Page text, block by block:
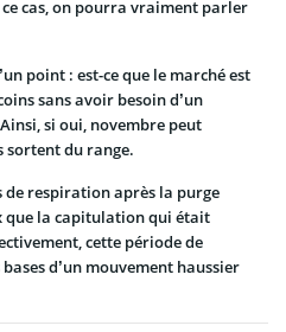
cas, on pourra vraiment parler
point : est-ce que le marché est
sans avoir besoin d’un
si oui, novembre peut
sortent du range.
respiration après la purge
que la capitulation qui était
cette période de
d’un mouvement haussier